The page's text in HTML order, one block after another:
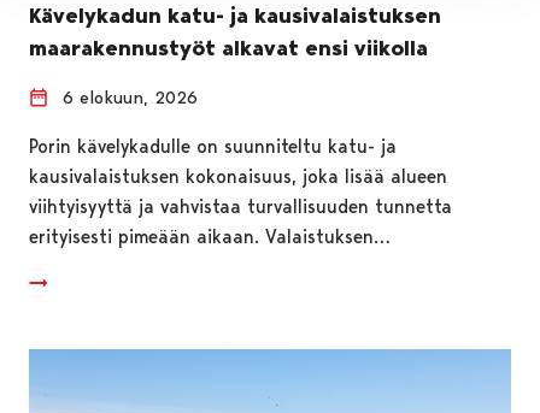
Kävelykadun katu- ja kausivalaistuksen
maarakennustyöt alkavat ensi viikolla
6 elokuun, 2026
Porin kävelykadulle on suunniteltu katu- ja
kausivalaistuksen kokonaisuus, joka lisää alueen
viihtyisyyttä ja vahvistaa turvallisuuden tunnetta
erityisesti pimeään aikaan. Valaistuksen…